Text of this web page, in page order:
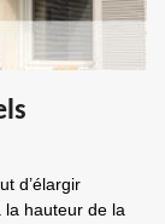
d’élargir
la hauteur de la